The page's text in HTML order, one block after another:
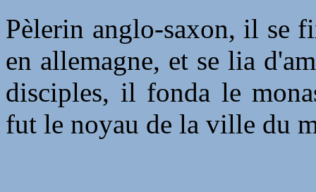
Pèlerin anglo-saxon, il se
en allemagne, et se lia
disciples, il fonda le
fut le noyau de la ville du